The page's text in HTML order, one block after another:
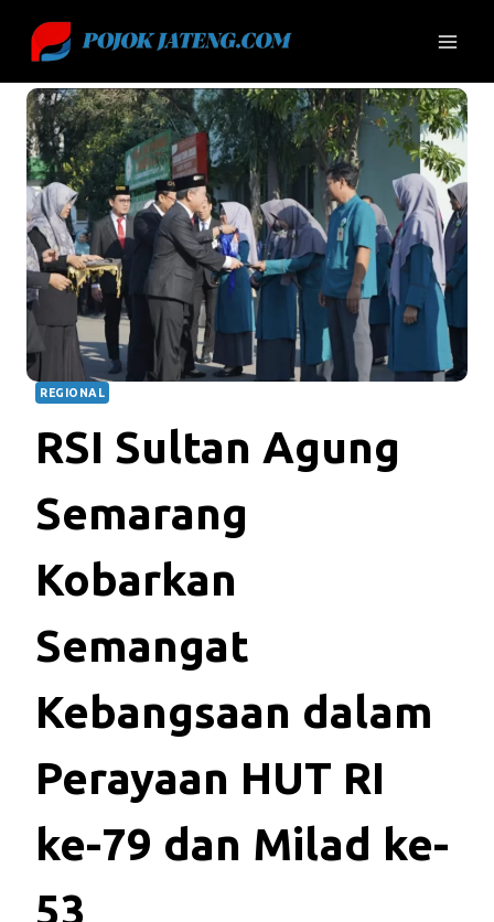
content
REGIONAL
RSI Sultan Agung
Semarang
Kobarkan
Semangat
Kebangsaan dalam
Perayaan HUT RI
ke-79 dan Milad ke-
53